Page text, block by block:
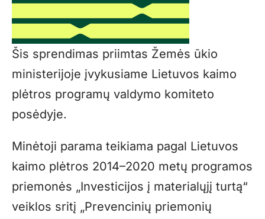
Šis sprendimas priimtas Žemės ūkio
ministerijoje įvykusiame Lietuvos kaimo
plėtros programų valdymo komiteto
posėdyje.
Minėtoji parama teikiama pagal Lietuvos
kaimo plėtros 2014–2020 metų programos
priemonės „Investicijos į materialųjį turtą“
veiklos sritį „Prevencinių priemonių